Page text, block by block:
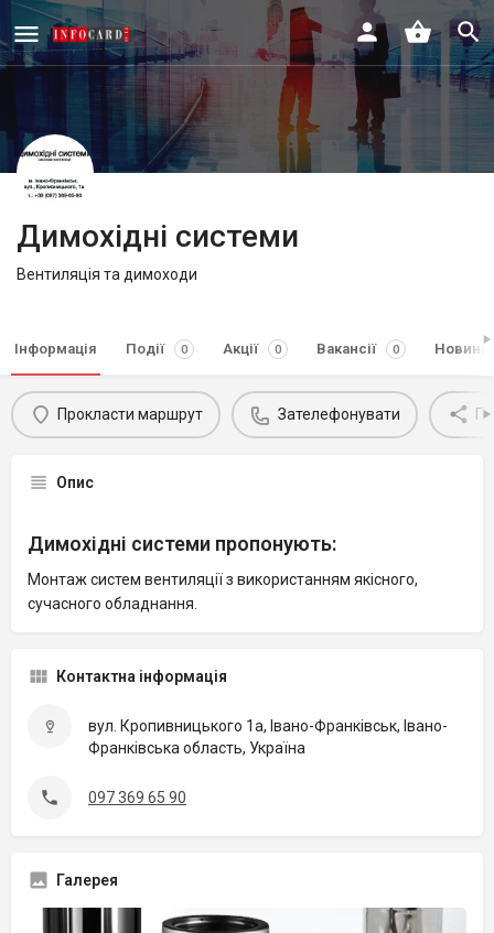
Димохідні системи
Вентиляція та димоходи
Інформація Події 0 Акції 0 Вакансії 0 Новини
Прокласти маршрут Зателефонувати
Опис
Димохідні системи пропонують:
Монтаж систем вентиляції з використанням якісного,
сучасного обладнання.
Контактна інформація
вул. Кропивницького 1а, Івано-Франківськ, Івано-
Франківська область, Україна
097 369 65 90
Галерея